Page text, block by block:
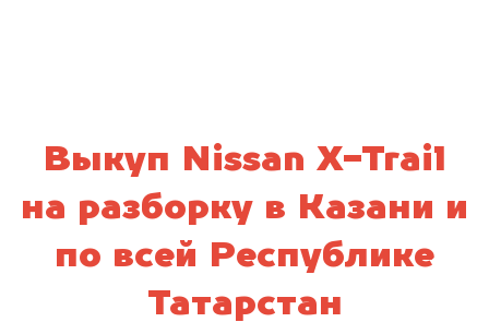
Выкуп Nissan X-Trail
на разборку в Казани и
по всей Республике
Татарстан